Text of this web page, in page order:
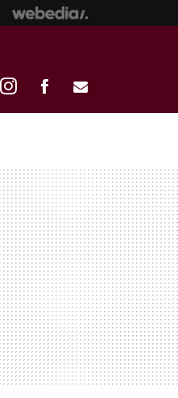
MAIL